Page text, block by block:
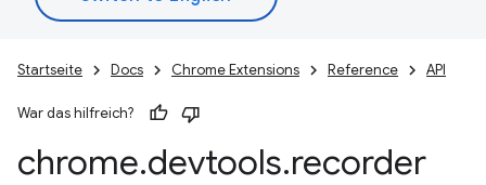
Startseite Docs Chrome Extensions Reference API
War das hilfreich?
chrome.devtools.recorder